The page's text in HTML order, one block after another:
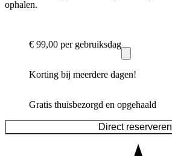
ophalen.
€ 99,00 per gebruiksdag
Korting bij meerdere dagen!
Gratis thuisbezorgd en opgehaald
Direct reserveren